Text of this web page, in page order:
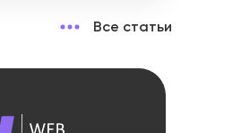
Все статьи